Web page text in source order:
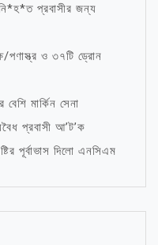
প্রবাসীর জন্য
পণাস্ত্র ও ৩৭টি ড্রোন
মার্কিন সেনা
প্রবাসী আ’ট’ক
পূর্বাভাস দিলো এনসিএম